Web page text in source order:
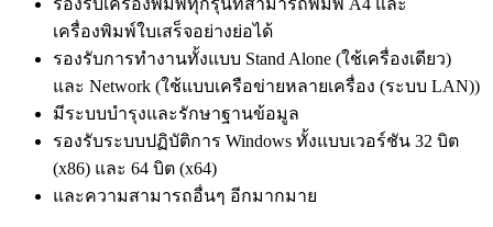
รองรับเครื่องพิมพ์ทุกรุ่นที่สามารถพิมพ์ A4 และ
เครื่องพิมพ์ใบเสร็จอย่างย่อได้
รองรับการทำงานทั้งแบบ Stand Alone (ใช้เครื่องเดียว)
และ Network (ใช้แบบเครือข่ายหลายเครื่อง (ระบบ LAN))
มีระบบบำรุงและรักษาฐานข้อมูล
รองรับระบบปฏิบัติการ Windows ทั้งแบบเวอร์ชัน 32 บิต
(x86) และ 64 บิต (x64)
และความสามารถอื่นๆ อีกมากมาย